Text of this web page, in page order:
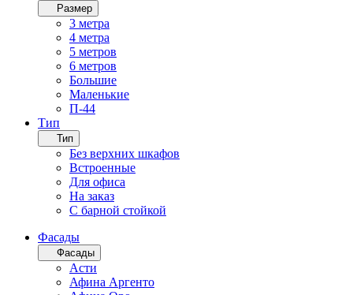
Размер
3 метра
4 метра
5 метров
6 метров
Большие
Маленькие
П-44
Тип
Тип
Без верхних шкафов
Встроенные
Для офиса
На заказ
С барной стойкой
Фасады
Фасады
Асти
Афина Аргенто